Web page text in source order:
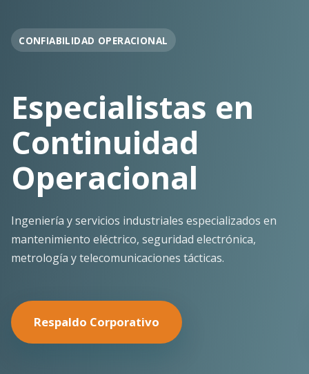
OPERACIÓN EN FAENA
Soporte
Operacional
Continuo
Despliegue ágil en terreno con los más altos
estándares de seguridad y calidad técnica para la
minería pesada.
Nuestras Soluciones